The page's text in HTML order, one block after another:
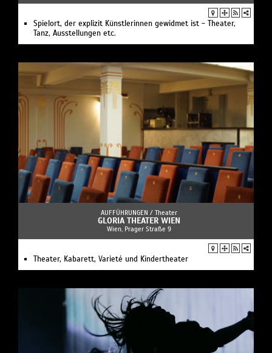
Spielort, der explizit Künstlerinnen gewidmet ist - Theater,
Tanz, Ausstellungen etc.
AUFFÜHRUNGEN / Theater
GLORIA THEATER WIEN
Wien, Prager Straße 9
Theater, Kabarett, Varieté und Kindertheater